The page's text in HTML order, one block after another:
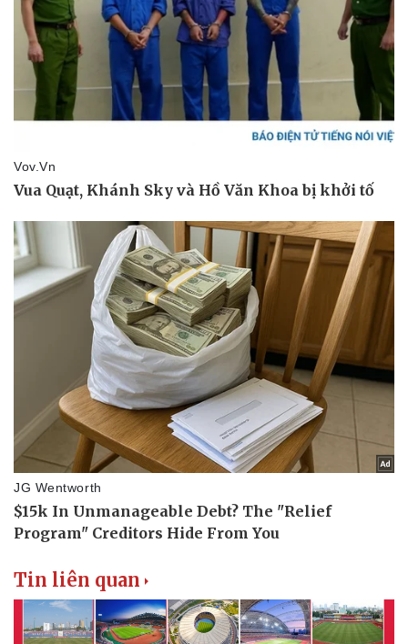
Sức khỏe
Dinh dưỡng - món ngon
Sản phụ khoa
Nhi khoa
Nam khoa
Làm đẹp - giảm cân
Phòng mạch online
Ăn sạch sống khỏe
Nhà đẹp
Tình yêu - Gia đình
Tin liên quan